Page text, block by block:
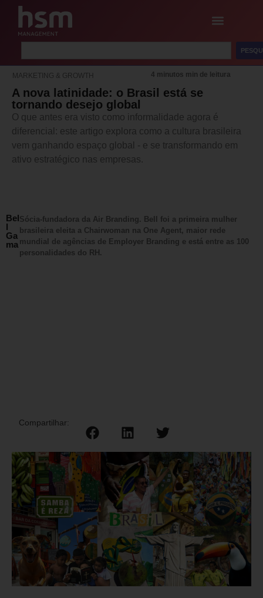
MARKETING & GROWTH 4 minutos min de leitura
A nova latinidade: o Brasil está se
tornando desejo global
O que antes era visto como informalidade agora é
diferencial: este artigo explora como a cultura brasileira
vem ganhando espaço global - e se transformando em
ativo estratégico nas empresas.
Bel
l
Ga
ma
Sócia-fundadora da Air Branding. Bell foi a primeira mulher
brasileira eleita a Chairwoman na One Agent, maior rede
mundial de agências de Employer Branding e está entre as 100
personalidades do RH.
Compartilhar: